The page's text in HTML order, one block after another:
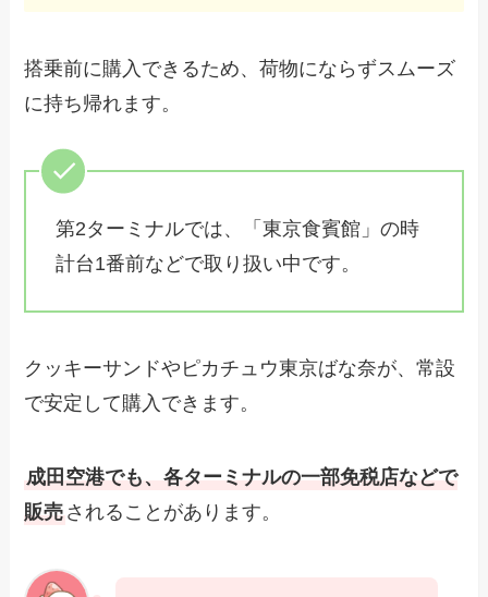
搭乗前に購入できるため、荷物にならずスムーズ
に持ち帰れます。
第2ターミナルでは、「東京食賓館」の時
計台1番前などで取り扱い中です。
クッキーサンドやピカチュウ東京ばな奈が、常設
で安定して購入できます。
成田空港でも、各ターミナルの一部免税店などで
販売 されることがあります。